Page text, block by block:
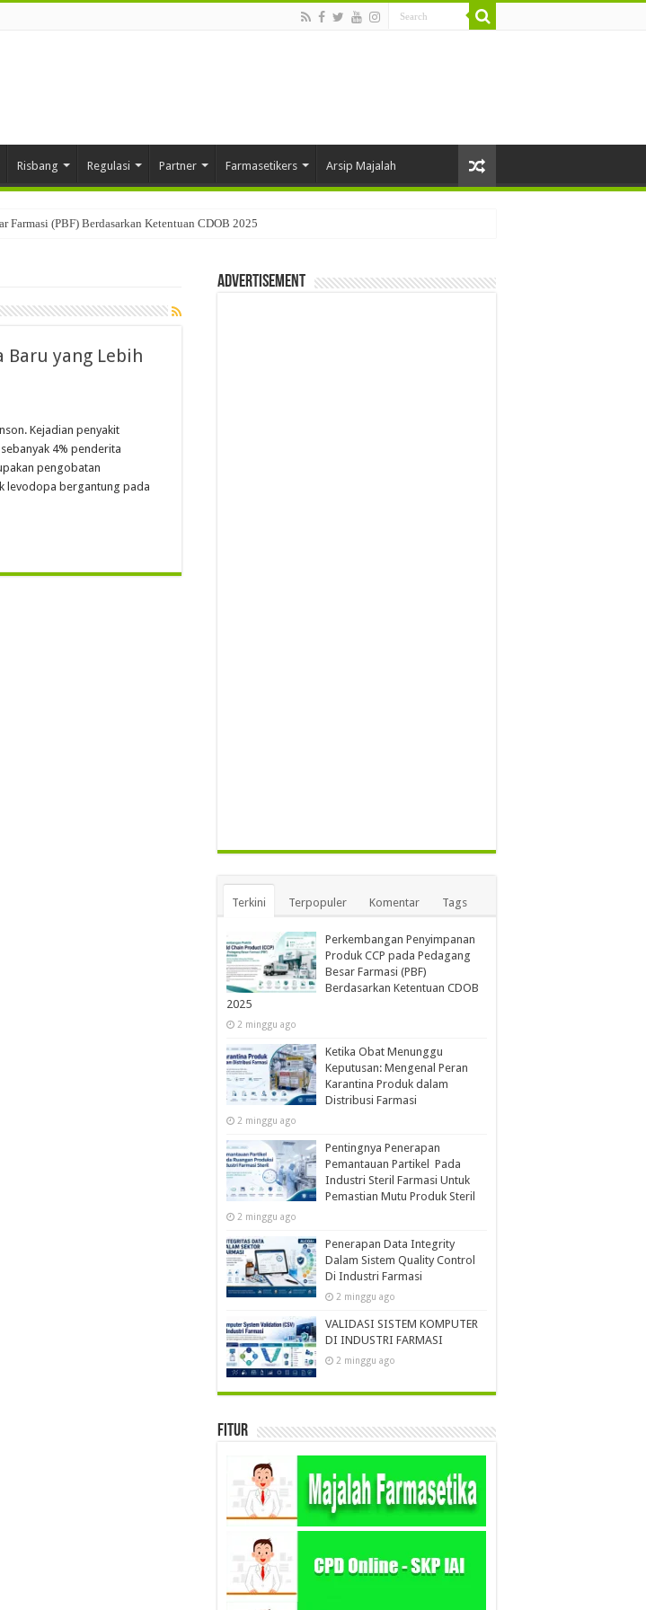
Risbang Regulasi Partner Farmasetikers Arsip Majalah
Farmasi (PBF) Berdasarkan Ketentuan CDOB 2025
Baru yang Lebih
Kejadian penyakit
4% penderita
pengobatan
levodopa bergantung pada
Advertisement
Terkini Terpopuler Komentar Tags
Perkembangan Penyimpanan
Produk CCP pada Pedagang
Besar Farmasi (PBF)
Berdasarkan Ketentuan CDOB
2025
2 minggu ago
Ketika Obat Menunggu
Keputusan: Mengenal Peran
Karantina Produk dalam
Distribusi Farmasi
2 minggu ago
Pentingnya Penerapan
Pemantauan Partikel Pada
Industri Steril Farmasi Untuk
Pemastian Mutu Produk Steril
2 minggu ago
Penerapan Data Integrity
Dalam Sistem Quality Control
Di Industri Farmasi
2 minggu ago
VALIDASI SISTEM KOMPUTER
DI INDUSTRI FARMASI
2 minggu ago
Fitur